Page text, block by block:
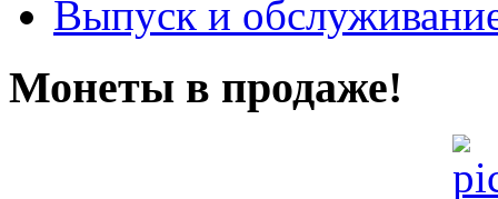
Выпуск и
Монеты в продаже!